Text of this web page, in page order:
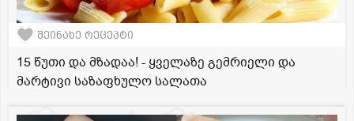
შეინახე რეცეპტი
15 წუთი და მზადაა! - ყველაზე გემრიელი და
მარტივი საზაფხულო სალათა